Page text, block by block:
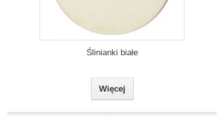
Ślinianki białe
Więcej